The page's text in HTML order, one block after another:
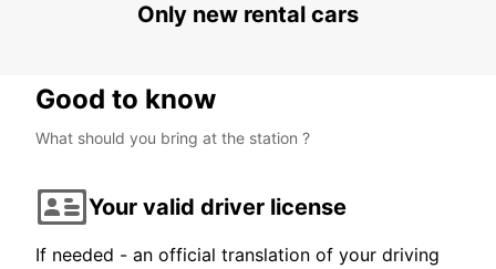
Only new rental cars
Good to know
What should you bring at the station ?
Your valid driver license
If needed - an official translation of your driving